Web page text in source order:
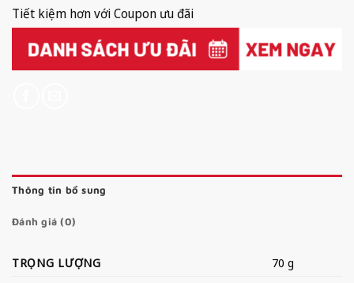
Tiết kiệm hơn với Coupon ưu đãi
Thông tin bổ sung
Đánh giá (0)
TRỌNG LƯỢNG 70 g